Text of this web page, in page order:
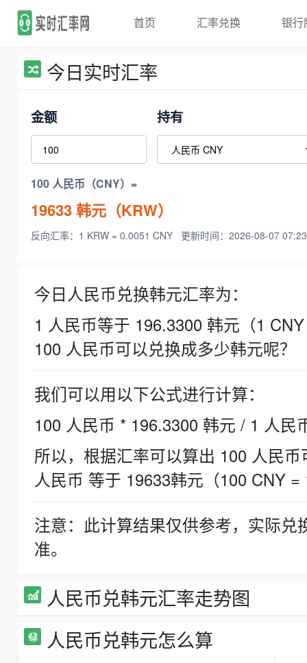
首页 汇率兑换 银行
今日实时汇率
金额 持有
100 人民币（CNY）=
19633韩元（KRW）
反向汇率：1 KRW = 0.0051 CNY 更新时间：2026-08-07
今日人民币兑换韩元汇率为：
1 人民币等于 196.3300 韩元（1
100 人民币可以兑换成多少韩元呢？
我们可以用以下公式进行计算：
100 人民币 * 196.3300 韩元 / 1 人民
所以，根据汇率可以算出 100 人民
人民币 等于 19633韩元（100 CNY =
注意：此计算结果仅供参考，实际
准。
人民币兑韩元汇率走势图
人民币兑韩元怎么算